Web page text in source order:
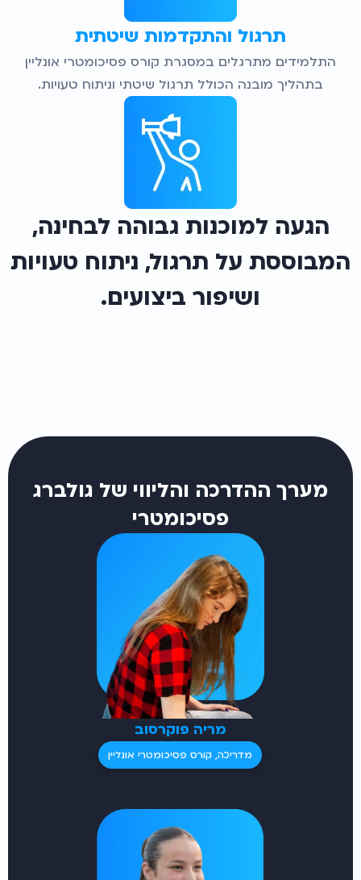
הגעה למוכנות גבוהה לבחינה,
המבוססת על תרגול, ניתוח טעויות
ושיפור ביצועים.
תרגול והתקדמות שיטתית
התלמידים מתרגלים במסגרת קורס פסיכומטרי אונליין
בתהליך מובנה הכולל תרגול שיטתי וניתוח טעויות.
מערך ההדרכה והליווי של גולברג
פסיכומטרי
מריה פוקרסוב
מדריכה, קורס פסיכומטרי אונליין